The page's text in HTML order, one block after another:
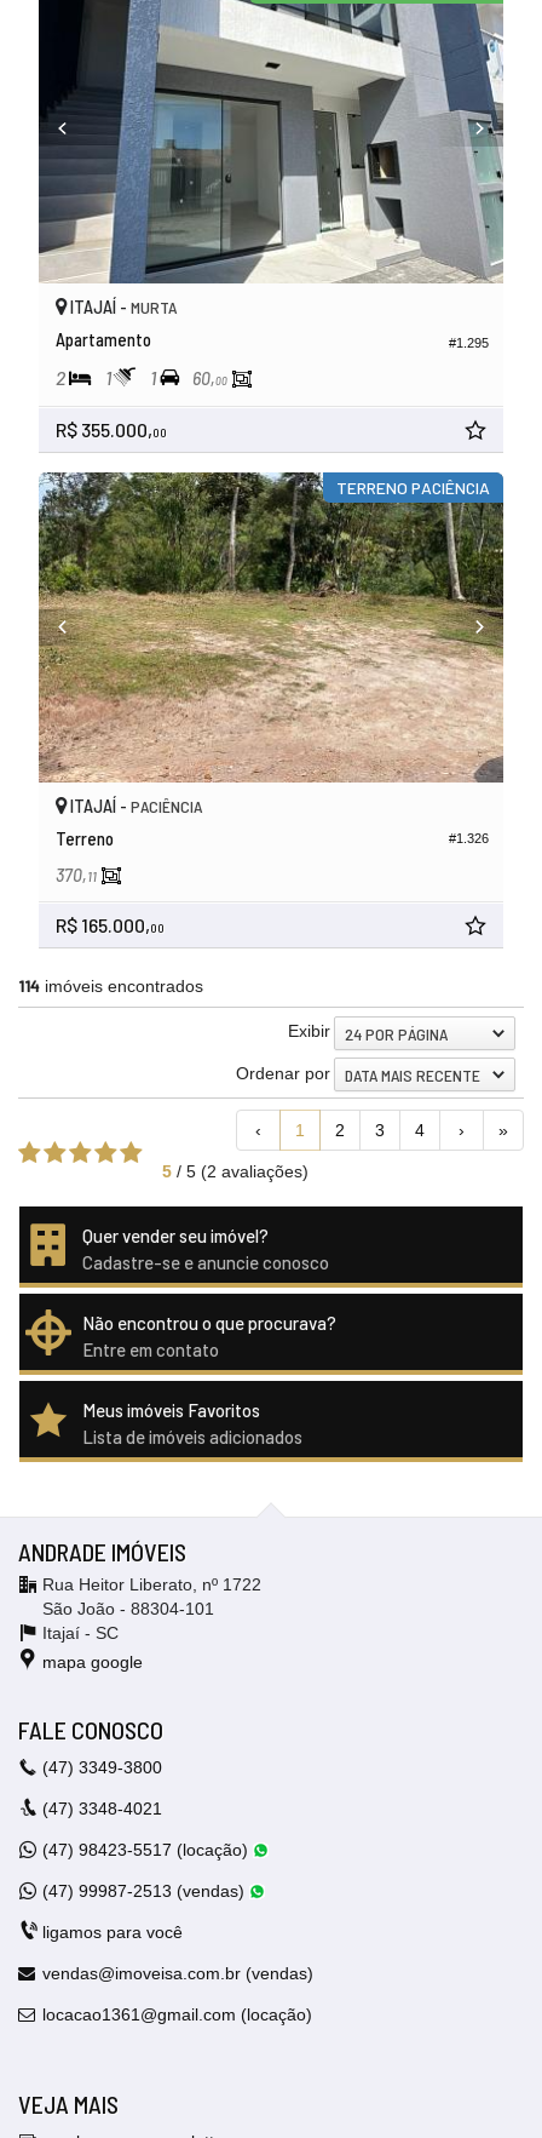
#1.295
ITAJAÍ - MURTA
Apartamento
2 1 1 60,00
R$ 355.000,00
TERRENO PACIÊNCIA
#1.326
ITAJAÍ - PACIÊNCIA
Terreno
370,11
R$ 165.000,00
114 imóveis encontrados
Exibir 24 POR PÁGINA
Ordenar por DATA MAIS RECENTE
‹ 1 2 3 4 › »
5 / 5 (2 avaliações)
Quer vender seu imóvel?
Cadastre-se e anuncie conosco
Não encontrou o que procurava?
Entre em contato
Meus imóveis Favoritos
Lista de imóveis adicionados
ANDRADE IMÓVEIS
Rua Heitor Liberato, nº 1722
São João - 88304-101
Itajaí - SC
mapa google
FALE CONOSCO
(47) 3349-3800
(47) 3348-4021
(47) 98423-5517 (locação)
(47) 99987-2513 (vendas)
ligamos para você
vendas@imoveisa.com.br (vendas)
locacao1361@gmail.com (locação)
VEJA MAIS